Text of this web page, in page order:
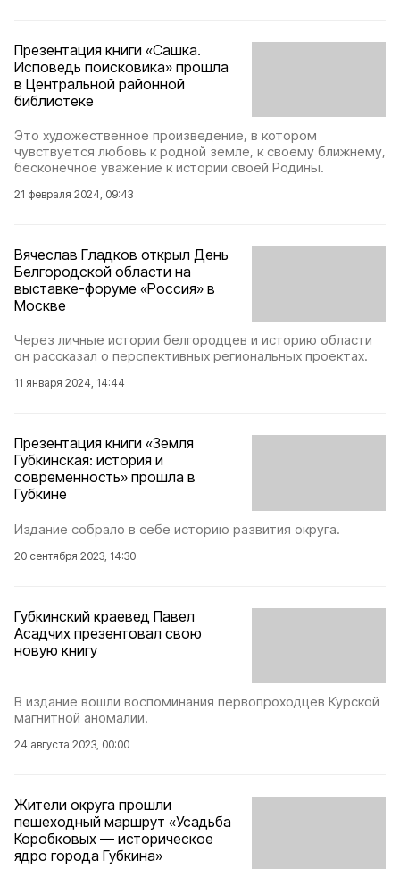
Презентация книги «Сашка.
Исповедь поисковика» прошла
в Центральной районной
библиотеке
Это художественное произведение, в котором
чувствуется любовь к родной земле, к своему ближнему,
бесконечное уважение к истории своей Родины.
21 февраля 2024, 09:43
Вячеслав Гладков открыл День
Белгородской области на
выставке-форуме «Россия» в
Москве
Через личные истории белгородцев и историю области
он рассказал о перспективных региональных проектах.
11 января 2024, 14:44
Презентация книги «Земля
Губкинская: история и
современность» прошла в
Губкине
Издание собрало в себе историю развития округа.
20 сентября 2023, 14:30
Губкинский краевед Павел
Асадчих презентовал свою
новую книгу
В издание вошли воспоминания первопроходцев Курской
магнитной аномалии.
24 августа 2023, 00:00
Жители округа прошли
пешеходный маршрут «Усадьба
Коробковых — историческое
ядро города Губкина»